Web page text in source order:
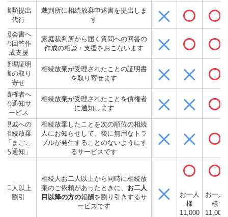
書類提出
代行
裁判所に相続放棄申述書を提出しま
す
照会書へ
の回答作
成支援
家庭裁判所から届く質問への回答の
作成の相談・支援をおこないます
受理証明
書の取り
寄せ
相続放棄が受理されたことの証明書
を取り寄せます
債権者へ
の通知サ
ービス
相続放棄が受理されたことを債権者
に通知します
親戚への
相続放棄
「まごこ
ろ通知」
相続放棄したことを次の順位の相続
人にお知らせして、後に無用なトラ
ブルが発生することのないようにす
るサービスです
二人以上
割引
相続人お二人以上から同時に相続放
棄のご依頼があったときに、 お二人
目以降の方の報酬を割り引きするサ
ービスです
お一人
様
11,000
お一人
様
11,000